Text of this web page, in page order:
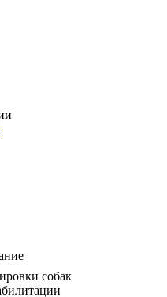
собак